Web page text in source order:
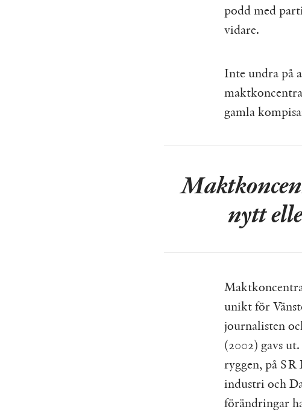
podd med
vidare.
Inte undra på
gamla
nytt
unikt för
journalisten
(2002) gavs
ryggen, på
industri och
förändringar